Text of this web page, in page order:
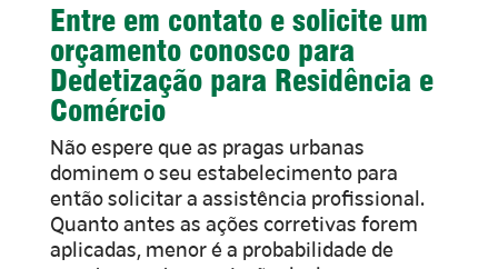
Entre em contato e solicite um
orçamento conosco para
Dedetização para Residência e
Comércio
Não espere que as pragas urbanas
dominem o seu estabelecimento para
então solicitar a assistência profissional.
Quanto antes as ações corretivas forem
aplicadas, menor é a probabilidade de